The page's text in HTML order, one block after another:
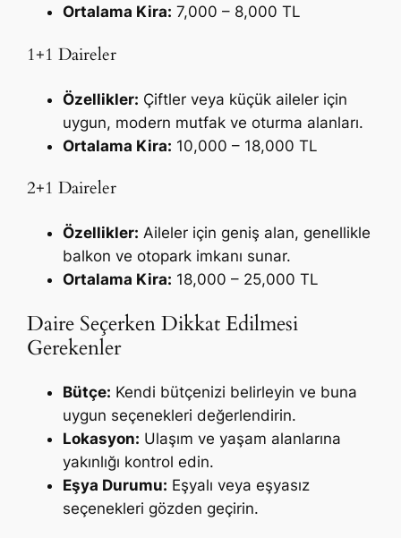
Ortalama Kira: 7,000 – 8,000 TL
1+1 Daireler
Özellikler: Çiftler veya küçük aileler için
uygun, modern mutfak ve oturma alanları.
Ortalama Kira: 10,000 – 18,000 TL
2+1 Daireler
Özellikler: Aileler için geniş alan, genellikle
balkon ve otopark imkanı sunar.
Ortalama Kira: 18,000 – 25,000 TL
Daire Seçerken Dikkat Edilmesi
Gerekenler
Bütçe: Kendi bütçenizi belirleyin ve buna
uygun seçenekleri değerlendirin.
Lokasyon: Ulaşım ve yaşam alanlarına
yakınlığı kontrol edin.
Eşya Durumu: Eşyalı veya eşyasız
seçenekleri gözden geçirin.